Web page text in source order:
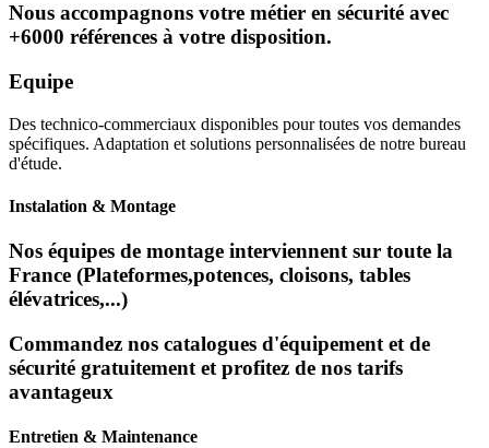
Nous accompagnons votre métier en sécurité avec
+6000 références à votre disposition.
Equipe
Des technico-commerciaux disponibles pour toutes vos demandes
spécifiques. Adaptation et solutions personnalisées de notre bureau
d'étude.
Instalation & Montage
Nos équipes de montage interviennent sur toute la
France (Plateformes,potences, cloisons, tables
élévatrices,...)
Commandez nos catalogues d'équipement et de
sécurité gratuitement et profitez de nos tarifs
avantageux
Entretien & Maintenance